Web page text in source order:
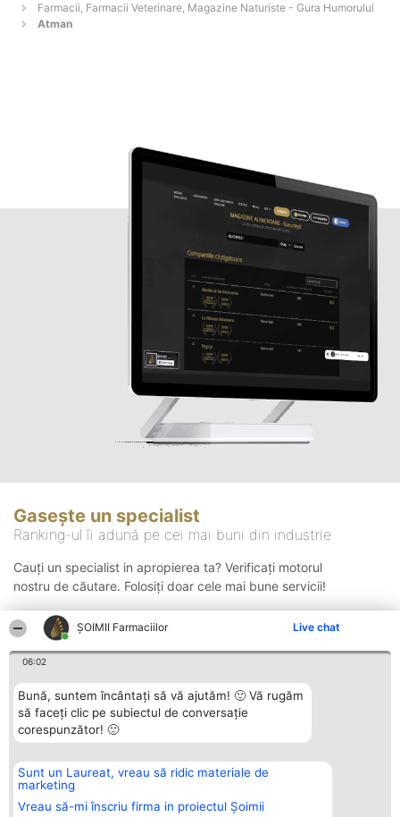
ŞOIMII Farmaciilor Live chat
06:02
Bună, suntem încântați să vă ajutăm! 🙂 Vă rugăm
să faceți clic pe subiectul de conversație
corespunzător! 🙂
Sunt un Laureat, vreau să ridic materiale de
marketing
Vreau să-mi înscriu firma in proiectul Șoimii
Farmacii, Farmacii Veterinare, Magazine Naturiste - Gura Humorului
Atman
Gasește un specialist
Ranking-ul îi adună pe cei mai buni din industrie
Cauți un specialist in apropierea ta? Verificați motorul
nostru de căutare. Folosiți doar cele mai bune servicii!
Organizator Ranking
BRIGHT SOLUTIONS BR SRL
Aleea Timisul De Sus 2 Bl. A30
Sc. A Et. 4 Ap. 13 Cod 061952
Plebiscyt
Lista Tuturor
Laureaților
Contact